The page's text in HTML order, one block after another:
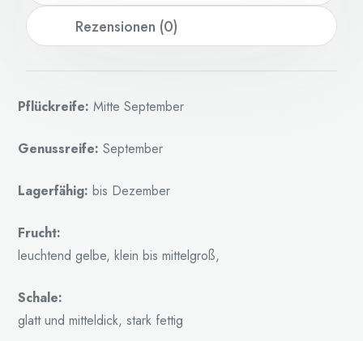
Rezensionen (0)
Pflückreife:Mitte September
Genussreife:September
Lagerfähig: bis Dezember
Frucht:
leuchtend gelbe, klein bis mittelgroß,
Schale:
glatt und mitteldick, stark fettig